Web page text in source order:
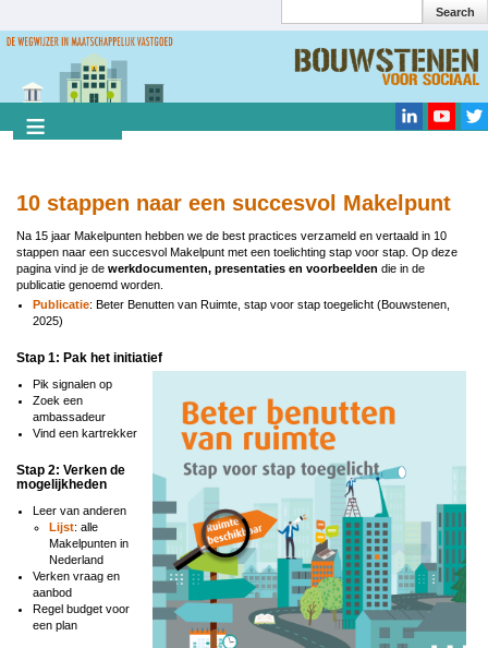
naar
gaan
Search
10 stappen naar een succesvol Makelpunt
Na 15 jaar Makelpunten hebben we de best practices verzameld en vertaald in 10
stappen naar een succesvol Makelpunt met een toelichting stap voor stap. Op deze
pagina vind je de werkdocumenten, presentaties en voorbeelden die in de
publicatie genoemd worden.
Publicatie: Beter Benutten van Ruimte, stap voor stap toegelicht (Bouwstenen,
2025)
Stap 1: Pak het initiatief
Pik signalen op
Zoek een
ambassadeur
Vind een kartrekker
Stap 2: Verken de
mogelijkheden
Leer van anderen
Lijst: alle
Makelpunten in
Nederland
Verken vraag en
aanbod
Regel budget voor
een plan